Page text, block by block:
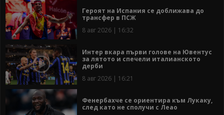
Героят на Испания се доближава до
трансфер в ПСЖ
8 авг 2026 | 16:32
Интер вкара първи голове на Ювентус
за лятото и спечели италианското
дерби
8 авг 2026 | 16:21
Фенербахче се ориентира към Лукаку,
след като не сполучи с Леао